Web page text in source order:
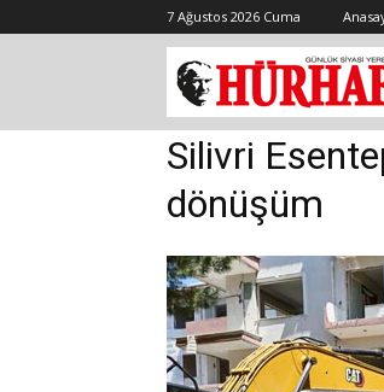
7 Ağustos 2026 Cuma
Silivri
dönüşüm